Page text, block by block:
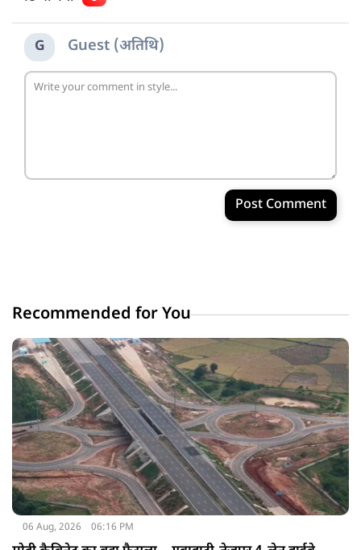
G Guest (अतिथि)
Post Comment
Recommended for You
06 Aug, 2026 06:16 PM